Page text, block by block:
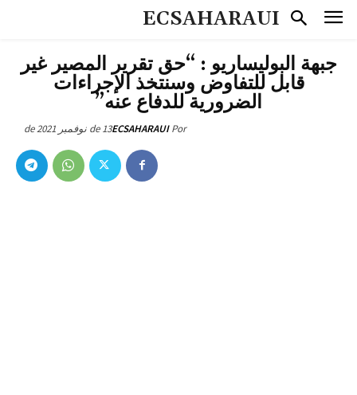
ECSAHARAUI
جبهة البوليساريو : “حق تقرير المصير غير
قابل للتفاوض وسنتخذ الإجراءات
الضرورية للدفاع عنه”
Por
ECSAHARAUI13 de نوفمبر de 2021